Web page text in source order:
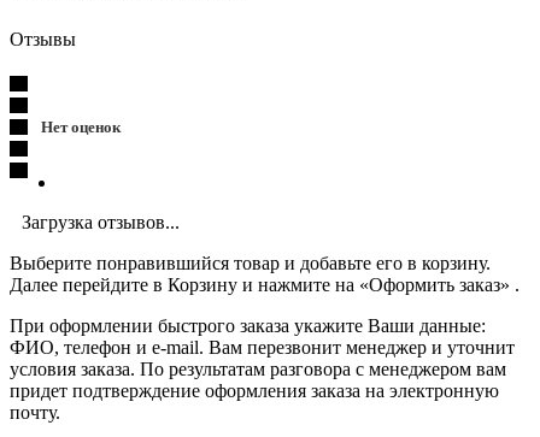
Отзывы
Нет оценок
Загрузка отзывов...
Выберите понравившийся товар и добавьте его в корзину.
Далее перейдите в Корзину и нажмите на «Оформить заказ» .
При оформлении быстрого заказа укажите Ваши данные:
ФИО, телефон и e-mail. Вам перезвонит менеджер и уточнит
условия заказа. По результатам разговора с менеджером вам
придет подтверждение оформления заказа на электронную
почту.